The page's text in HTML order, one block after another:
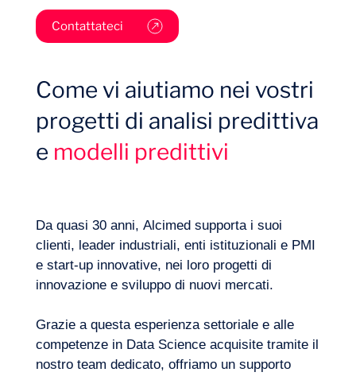
Diario di bordo
Contattateci
Come vi aiutiamo nei vostri
progetti di analisi predittiva
e modelli predittivi
Da quasi 30 anni, Alcimed supporta i suoi
clienti, leader industriali, enti istituzionali e PMI
e start-up innovative, nei loro progetti di
innovazione e sviluppo di nuovi mercati.
Grazie a questa esperienza settoriale e alle
competenze in Data Science acquisite tramite il
nostro team dedicato, offriamo un supporto